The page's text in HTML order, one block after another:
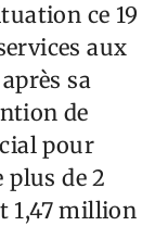
ce 19
aux
sa
de
pour
de 2
1,47 million